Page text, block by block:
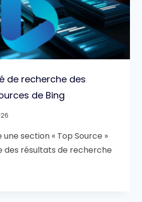
de recherche des
de Bing
section « Top Source »
des résultats de recherche